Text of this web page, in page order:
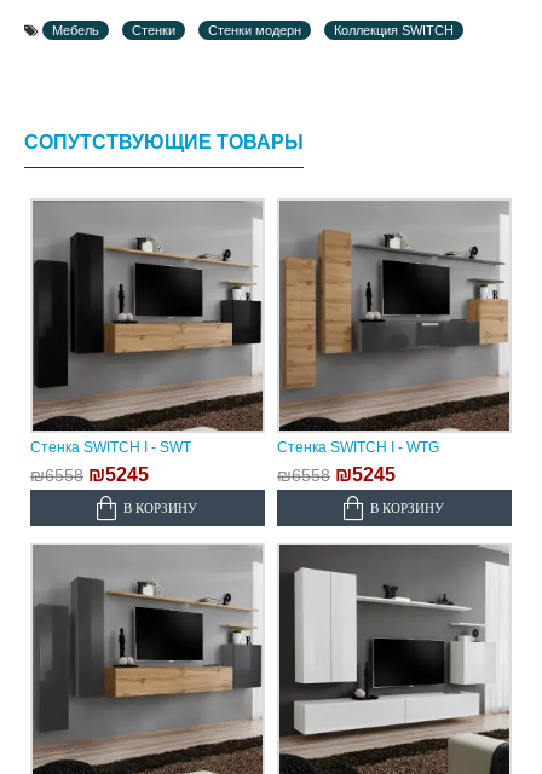
Мебель Стенки Стенки модерн Коллекция SWITCH
СОПУТСТВУЮЩИЕ ТОВАРЫ
Стенка SWITCH I - SWT
₪6558 ₪5245
В КОРЗИНУ
Стенка SWITCH I - WTG
₪6558 ₪5245
В КОРЗИНУ